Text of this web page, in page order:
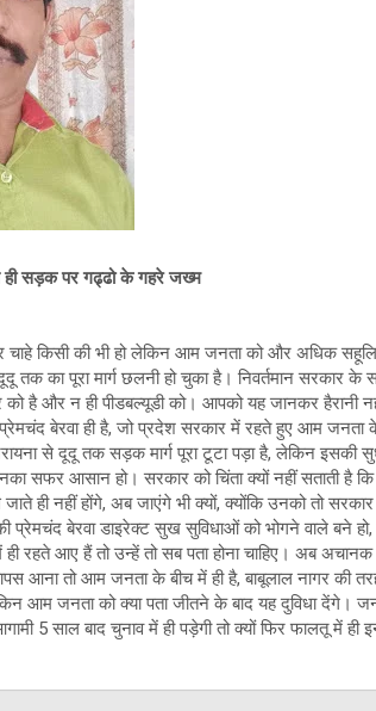
ही सड़क पर गढ्ढो के गहरे जख्म
किसी की भी हो लेकिन आम जनता को और अधिक
तक का पूरा मार्ग छलनी हो चुका है। निवर्तमान
है और न ही पीडबल्यूडी को। आपको यह जानकर हैरानी
बेरवा ही है, जो प्रदेश सरकार में रहते हुए आम
से दूदू तक सड़क मार्ग पूरा टूटा पड़ा है, लेकिन इसकी सुध
सफर आसान हो। सरकार को चिंता क्यों नहीं सताती है कि
जाते ही नहीं होंगे, अब जाएंगे भी क्यों, क्योंकि उनको तो
प्रेमचंद बेरवा डाइरेक्ट सुख सुविधाओं को भोगने वाले बने
रहते आए हैं तो उन्हें तो सब पता होना चाहिए। अब
आना तो आम जनता के बीच में ही है, बाबूलाल नागर की
आम जनता को क्या पता जीतने के बाद यह दुविधा देंगे।
5 साल बाद चुनाव में ही पड़ेगी तो क्यों फिर फालतू में ही